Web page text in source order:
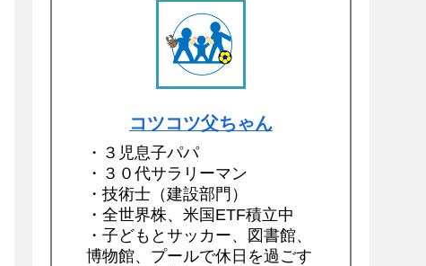
コツコツ父ちゃん
・３児息子パパ
・３０代サラリーマン
・技術士（建設部門）
・全世界株、米国ETF積立中
・子どもとサッカー、図書館、
博物館、プールで休日を過ごす